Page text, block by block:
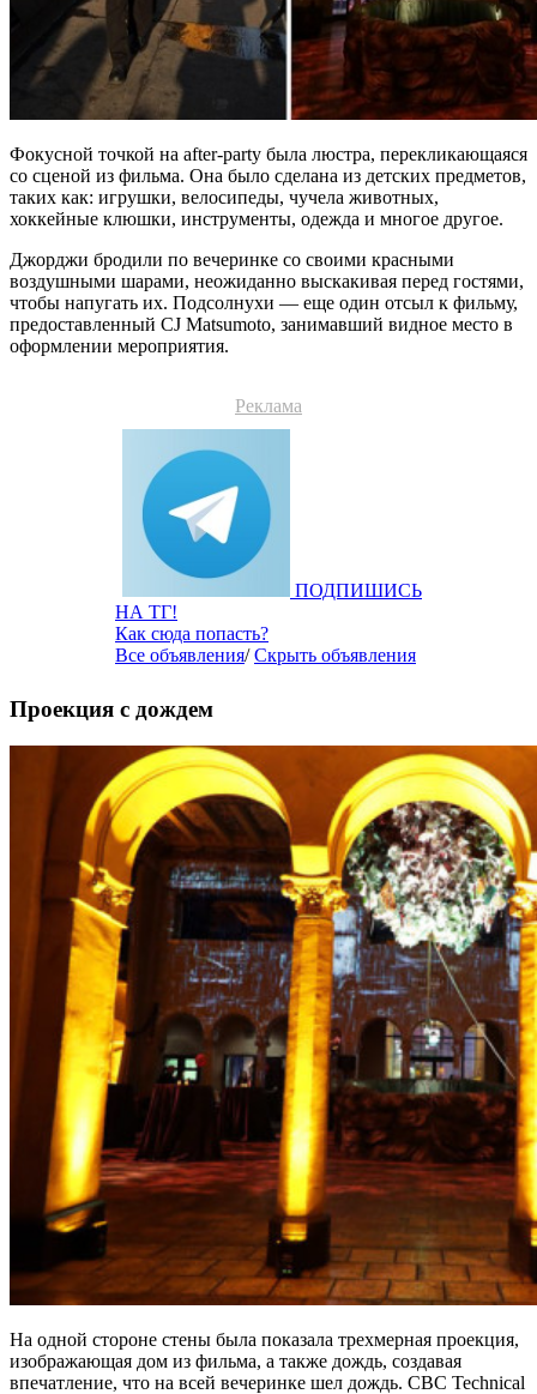
Фокусной точкой на after-party была люстра, перекликающаяся
со сценой из фильма. Она было сделана из детских предметов,
таких как: игрушки, велосипеды, чучела животных,
хоккейные клюшки, инструменты, одежда и многое другое.
Джорджи бродили по вечеринке со своими красными
воздушными шарами, неожиданно выскакивая перед гостями,
чтобы напугать их. Подсолнухи — еще один отсыл к фильму,
предоставленный CJ Matsumoto, занимавший видное место в
оформлении мероприятия.
Реклама
ПОДПИШИСЬ
НА ТГ!
Как сюда попасть?
Все объявления/Скрыть объявления
Проекция с дождем
На одной стороне стены была показала трехмерная проекция,
изображающая дом из фильма, а также дождь, создавая
впечатление, что на всей вечеринке шел дождь. CBC Technical